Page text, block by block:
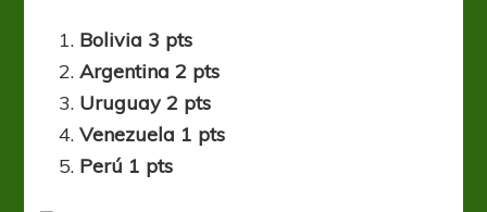
Bolivia 3 pts
Argentina 2 pts
Uruguay 2 pts
Venezuela 1 pts
Perú 1 pts